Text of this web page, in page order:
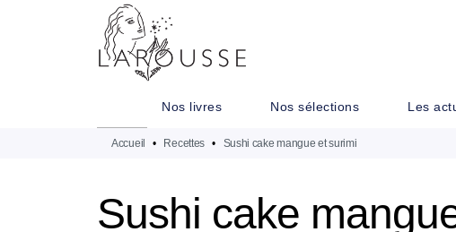
MENU
Nos livres Nos sélections Les
Accueil • Recettes • Sushi cake mangue et surimi
Sushi cake